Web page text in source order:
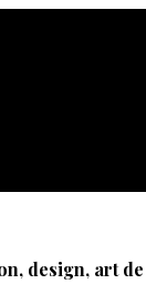
design, art